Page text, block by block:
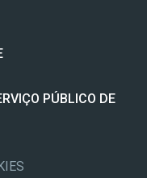
PÚBLICO DE